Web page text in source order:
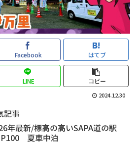
Facebook はてブ
LINE コピー
2024.12.30
記事
年最新/標高の高いSAPA道の駅
夏車中泊